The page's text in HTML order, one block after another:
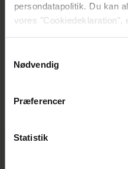
persondatapolitik. Du kan
vores "Cookiedeklaration",
Vi anvender egne cookies
generere statistik og
Nødvendig
Præferencer
Statistik
Janni Ree afsted for
nervøs!